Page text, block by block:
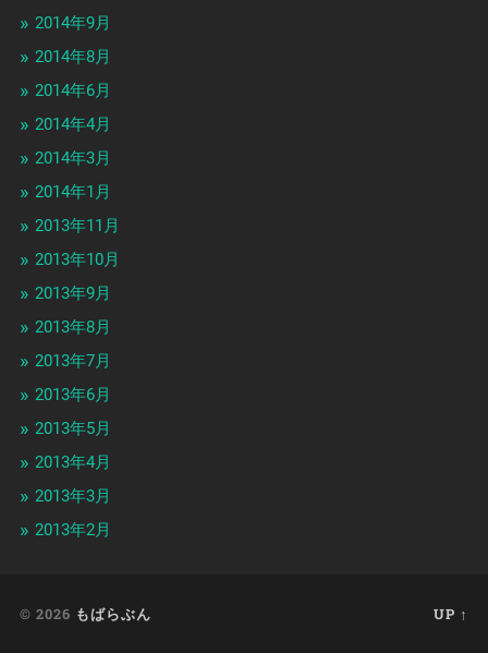
2014年9月
2014年8月
2014年6月
2014年4月
2014年3月
2014年1月
2013年11月
2013年10月
2013年9月
2013年8月
2013年7月
2013年6月
2013年5月
2013年4月
2013年3月
2013年2月
© 2026 もばらぶん UP ↑